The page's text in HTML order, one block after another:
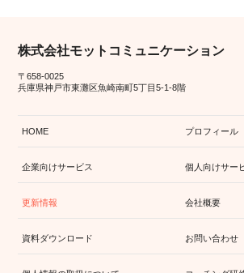
株式会社モットコミュニケーション
〒658-0025
兵庫県神戸市東灘区魚崎南町5丁目5-1-8階
HOME プロフィール
企業向けサービス 個人向けサー
更新情報 会社概要
資料ダウンロード お問い合わせ